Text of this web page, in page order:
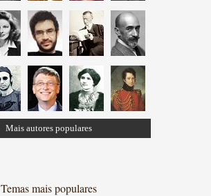
Mais autores populares
Temas mais populares